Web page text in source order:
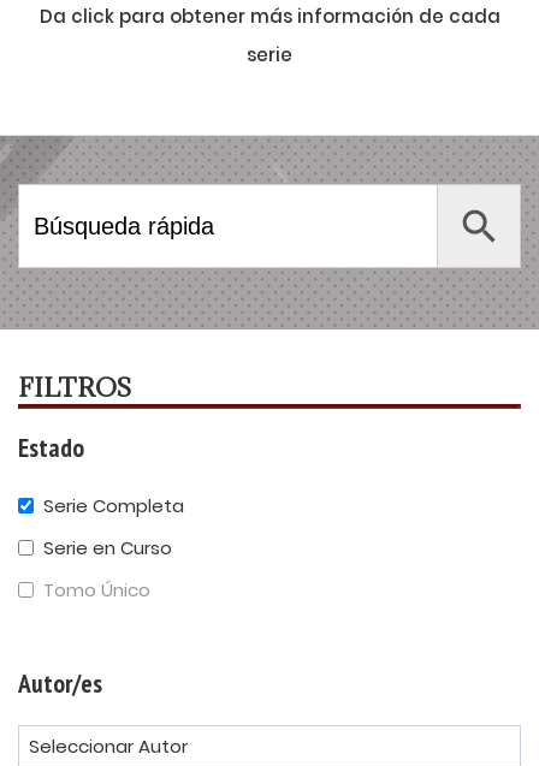
Da click para obtener más información de cada
serie
Search
for:
Search Button
FILTROS
Estado
Serie Completa
Serie en Curso
Tomo Único
Autor/es